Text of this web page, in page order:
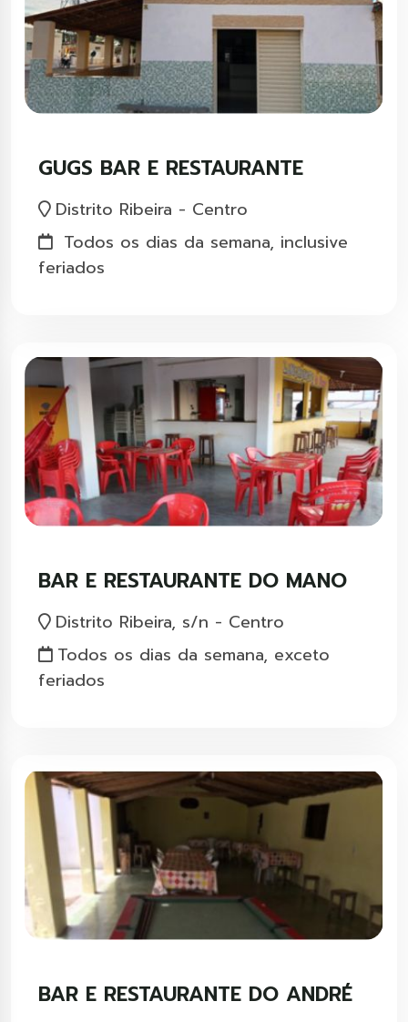
GUGS BAR E RESTAURANTE
Distrito Ribeira - Centro
Todos os dias da semana, inclusive
feriados
BAR E RESTAURANTE DO MANO
Distrito Ribeira, s/n - Centro
Todos os dias da semana, exceto
feriados
BAR E RESTAURANTE DO ANDRÉ